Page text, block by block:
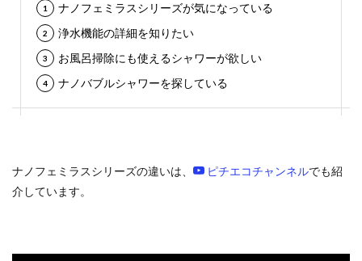
ナノフェミラスシリーズが気になっている
浄水機能の詳細を知りたい
お風呂掃除にも使えるシャワーが欲しい
ナノバブルシャワーを探している
ナノフェミラスシリーズの違いは、 ピチエコチャンネルでも紹
介しています。